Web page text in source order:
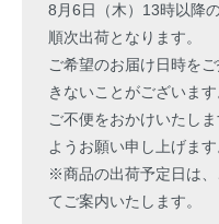
8月6日（木）13時以降
順次出荷となります。
ご希望のお届け日時を
きないことがございます
ご不便をおかけいたし
ようお願い申し上げます
※商品の出荷予定日は
てご案内いたします。